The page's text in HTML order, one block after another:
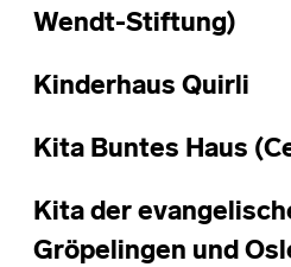
Wendt-Stiftung)
Kinderhaus Quirli
Kita Buntes Haus
Kita der
Gröpelingen und